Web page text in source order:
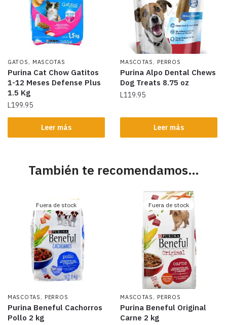
GATOS , MASCOTAS
Purina Cat Chow Gatitos
1-12 Meses Defense Plus
1.5 Kg
L199.95
Leer más
MASCOTAS , PERROS
Purina Alpo Dental Chews
Dog Treats 8.75 oz
L119.95
Leer más
También te recomendamos…
Fuera de stock
MASCOTAS , PERROS
Purina Beneful Cachorros
Pollo 2 kg
Fuera de stock
MASCOTAS , PERROS
Purina Beneful Original
Carne 2 kg